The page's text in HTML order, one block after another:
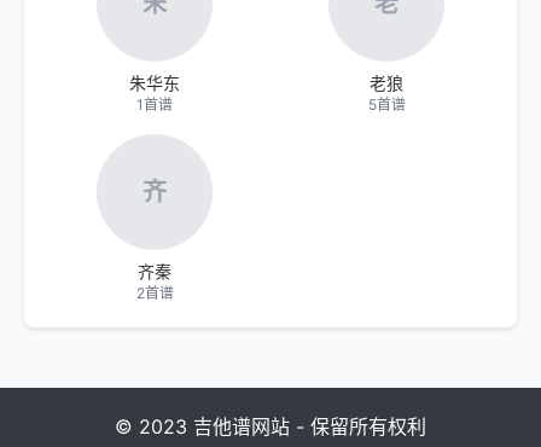
朱华东
1首谱
老狼
5首谱
齐
齐秦
2首谱
© 2023 吉他谱网站 - 保留所有权利